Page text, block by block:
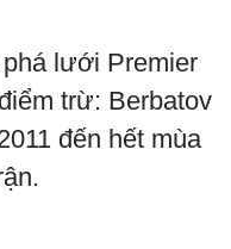
lưới Premier
trừ: Berbatov
đến hết mùa